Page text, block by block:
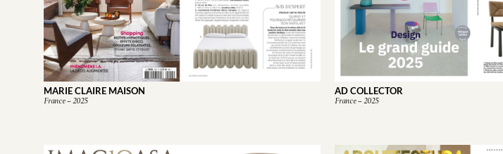
MARIE CLAIRE MAISON
France – 2025
AD COLLECTOR
France – 2025